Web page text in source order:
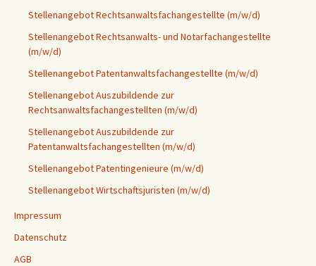
Stellenangebot Rechtsanwaltsfachangestellte (m/w/d)
Stellenangebot Rechtsanwalts- und Notarfachangestellte
(m/w/d)
Stellenangebot Patentanwaltsfachangestellte (m/w/d)
Stellenangebot Auszubildende zur
Rechtsanwaltsfachangestellten (m/w/d)
Stellenangebot Auszubildende zur
Patentanwaltsfachangestellten (m/w/d)
Stellenangebot Patentingenieure (m/w/d)
Stellenangebot Wirtschaftsjuristen (m/w/d)
Impressum
Datenschutz
AGB